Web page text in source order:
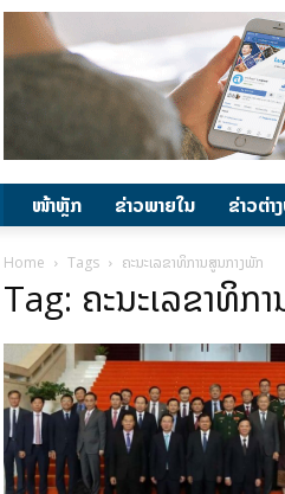
ໜ້າຫຼັກ ຂ່າວພາຍ​ໃນ ຂ່າວຕ່າ
Home Tags ຄະນະເລຂາທິການສູນກາງພັກ
Tag: ຄະນະເລຂາທິກ